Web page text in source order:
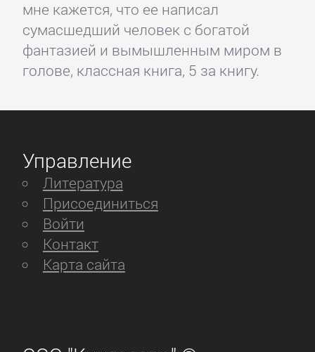
мне кажется, что ее написал
сумасшедший человек с богатой
фантазией и вымышленным миром в
голове, классная книга, 5 за книгу.
Управление
Литература
Присоединиться
Войти
Контакт
Карта сайта